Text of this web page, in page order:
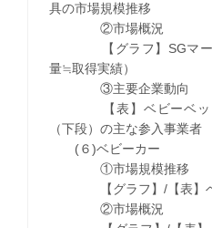
具の市場規模推移
②市場概況
【グラフ】SGマーク
量≒取得実績）
③主要企業動向
【表】ベビーベッド
（下段）の主な参入事業者
(６)ベビーカー
①市場規模推移
【グラフ】/【表】ベ
②市場概況